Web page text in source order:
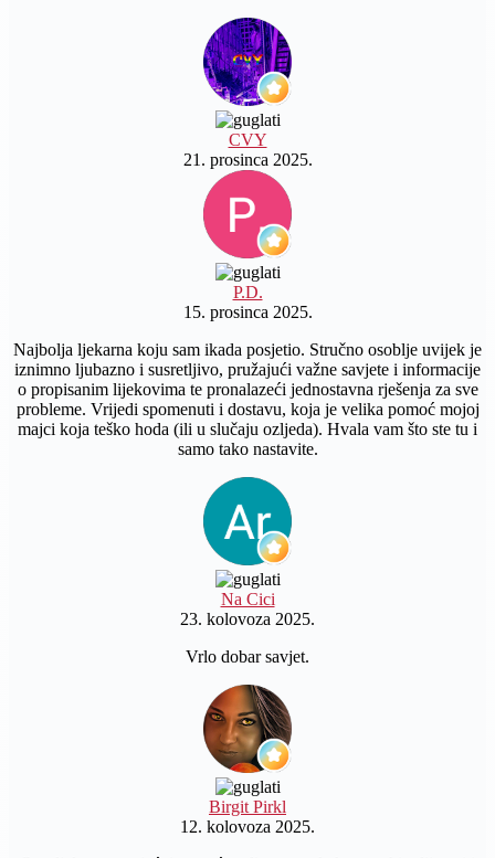
CVY
21. prosinca 2025.
P.D.
15. prosinca 2025.
Najbolja ljekarna koju sam ikada posjetio. Stručno osoblje uvijek je
iznimno ljubazno i susretljivo, pružajući važne savjete i informacije
o propisanim lijekovima te pronalazeći jednostavna rješenja za sve
probleme. Vrijedi spomenuti i dostavu, koja je velika pomoć mojoj
majci koja teško hoda (ili u slučaju ozljeda). Hvala vam što ste tu i
samo tako nastavite.
Na Cici
23. kolovoza 2025.
Vrlo dobar savjet.
Birgit Pirkl
12. kolovoza 2025.